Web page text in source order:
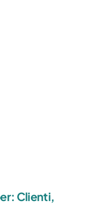
Clienti,